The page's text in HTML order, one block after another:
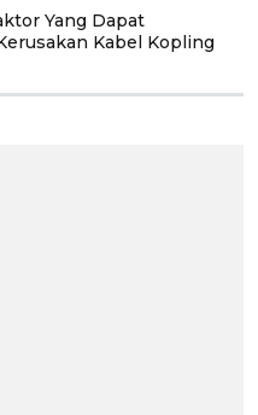
Yang Dapat
Kabel Kopling